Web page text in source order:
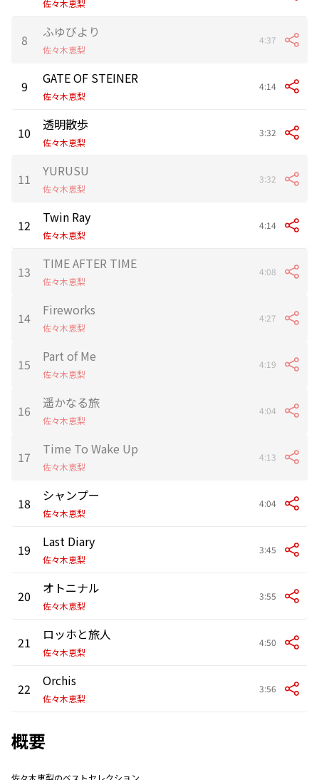
佐々木恵梨
8 ふゆびより
佐々木恵梨
4:37
9 GATE OF STEINER
佐々木恵梨
4:14
10 透明散歩
佐々木恵梨
3:32
11 YURUSU
佐々木恵梨
3:32
12 Twin Ray
佐々木恵梨
4:14
13 TIME AFTER TIME
佐々木恵梨
4:08
14 Fireworks
佐々木恵梨
4:27
15 Part of Me
佐々木恵梨
4:19
16 遥かなる旅
佐々木恵梨
4:04
17 Time To Wake Up
佐々木恵梨
4:13
18 シャンプー
佐々木恵梨
4:04
19 Last Diary
佐々木恵梨
3:45
20 オトニナル
佐々木恵梨
3:55
21 ロッホと旅人
佐々木恵梨
4:50
22 Orchis
佐々木恵梨
3:56
概要
佐々木恵梨のベストセレクション